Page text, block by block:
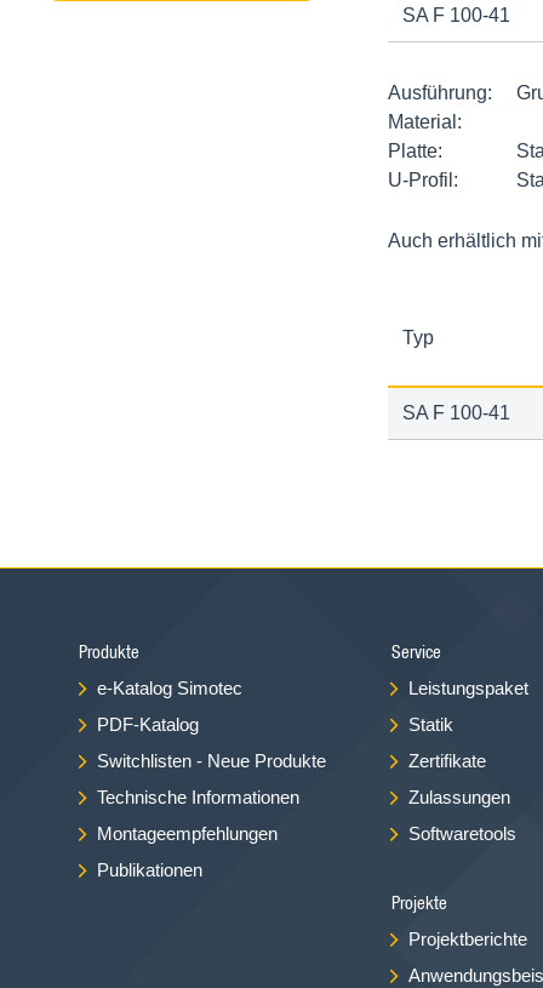
SA F 100-41
Ausführung:
Material:
Platte:
U-Profil:
Auch erhältlich
Typ
SA F 100-41
Produkte
e-Katalog Simotec
PDF-Katalog
Switchlisten - Neue Produkte
Technische Informationen
Montageempfehlungen
Publikationen
Service
Leistungspaket
Statik
Zertifikate
Zulassungen
Softwaretools
Projekte
Projektberichte